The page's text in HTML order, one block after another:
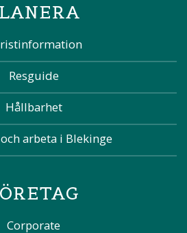
Resguide
Hållbarhet
arbeta i Blekinge
Corporate